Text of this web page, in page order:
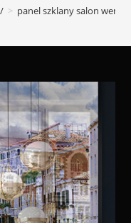
> panel szklany salon